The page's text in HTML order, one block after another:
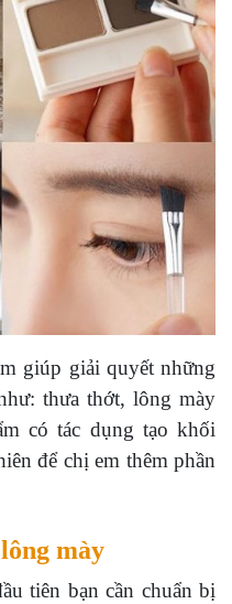
giúp giải quyết những
thưa thớt, lông mày
có tác dụng tạo khối
để chị em thêm phần
mày
tiên bạn cần chuẩn bị